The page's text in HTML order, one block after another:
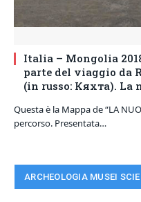
Italia – Mongolia
parte del viaggio da
(in russo: Кяхта). La
Questa è la Mappa de “LA
percorso. Presentata…
ARCHEOLOGIA MUSEI